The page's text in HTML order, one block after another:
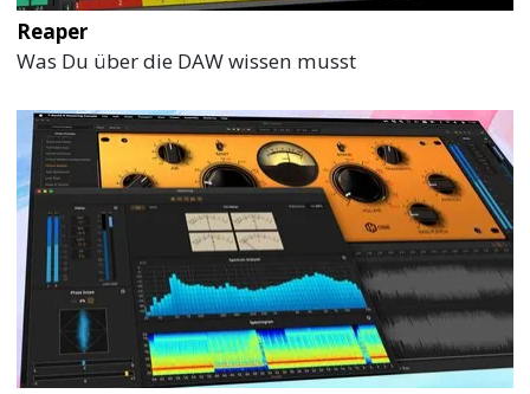
Reaper
Was Du über die DAW wissen musst